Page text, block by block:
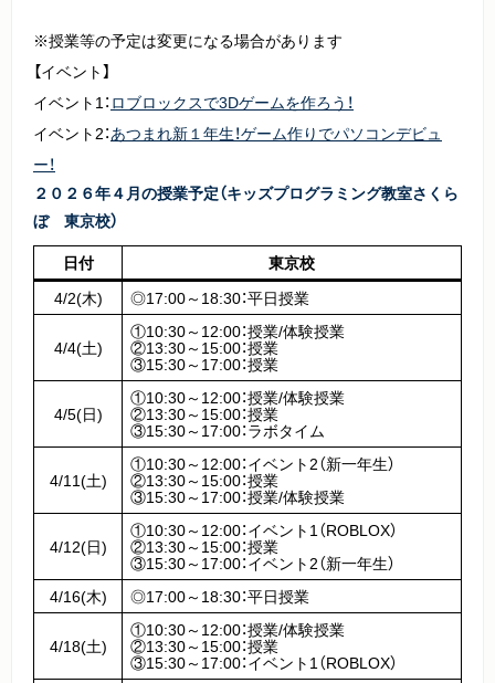
※授業等の予定は変更になる場合があります
【イベント】
イベント1： ロブロックスで3Dゲームを作ろう！
イベント2：あつまれ新１年生！ゲーム作りでパソコンデビュ
ー！
２０２６年４月の授業予定（キッズプログラミング教室さくら
ぼ 東京校）
日付
東京校
4/2(木)
◎17:00～18:30：平日授業
4/4(土)
①10:30～12:00：授業/体験授業
②13:30～15:00：授業
③15:30～17:00：授業
4/5(日)
①10:30～12:00：授業/体験授業
②13:30～15:00：授業
③15:30～17:00：ラボタイム
4/11(土)
①10:30～12:00：イベント2（新一年生）
②13:30～15:00：授業
③15:30～17:00：授業/体験授業
4/12(日)
①10:30～12:00：イベント1（ROBLOX）
②13:30～15:00：授業
③15:30～17:00：イベント2（新一年生）
4/16(木)
◎17:00～18:30：平日授業
4/18(土)
①10:30～12:00：授業/体験授業
②13:30～15:00：授業
③15:30～17:00：イベント1（ROBLOX）